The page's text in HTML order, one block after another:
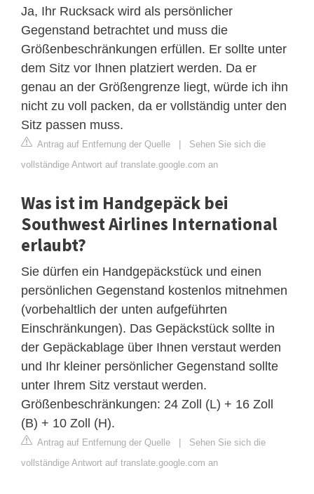
Ja, Ihr Rucksack wird als persönlicher
Gegenstand betrachtet und muss die
Größenbeschränkungen erfüllen. Er sollte unter
dem Sitz vor Ihnen platziert werden. Da er
genau an der Größengrenze liegt, würde ich ihn
nicht zu voll packen, da er vollständig unter den
Sitz passen muss.
Antrag auf Entfernung der Quelle | Sehen Sie sich die
vollständige Antwort auf translate.google.com an
Was ist im Handgepäck bei
Southwest Airlines International
erlaubt?
Sie dürfen ein Handgepäckstück und einen
persönlichen Gegenstand kostenlos mitnehmen
(vorbehaltlich der unten aufgeführten
Einschränkungen). Das Gepäckstück sollte in
der Gepäckablage über Ihnen verstaut werden
und Ihr kleiner persönlicher Gegenstand sollte
unter Ihrem Sitz verstaut werden.
Größenbeschränkungen: 24 Zoll (L) + 16 Zoll
(B) + 10 Zoll (H).
Antrag auf Entfernung der Quelle | Sehen Sie sich die
vollständige Antwort auf translate.google.com an